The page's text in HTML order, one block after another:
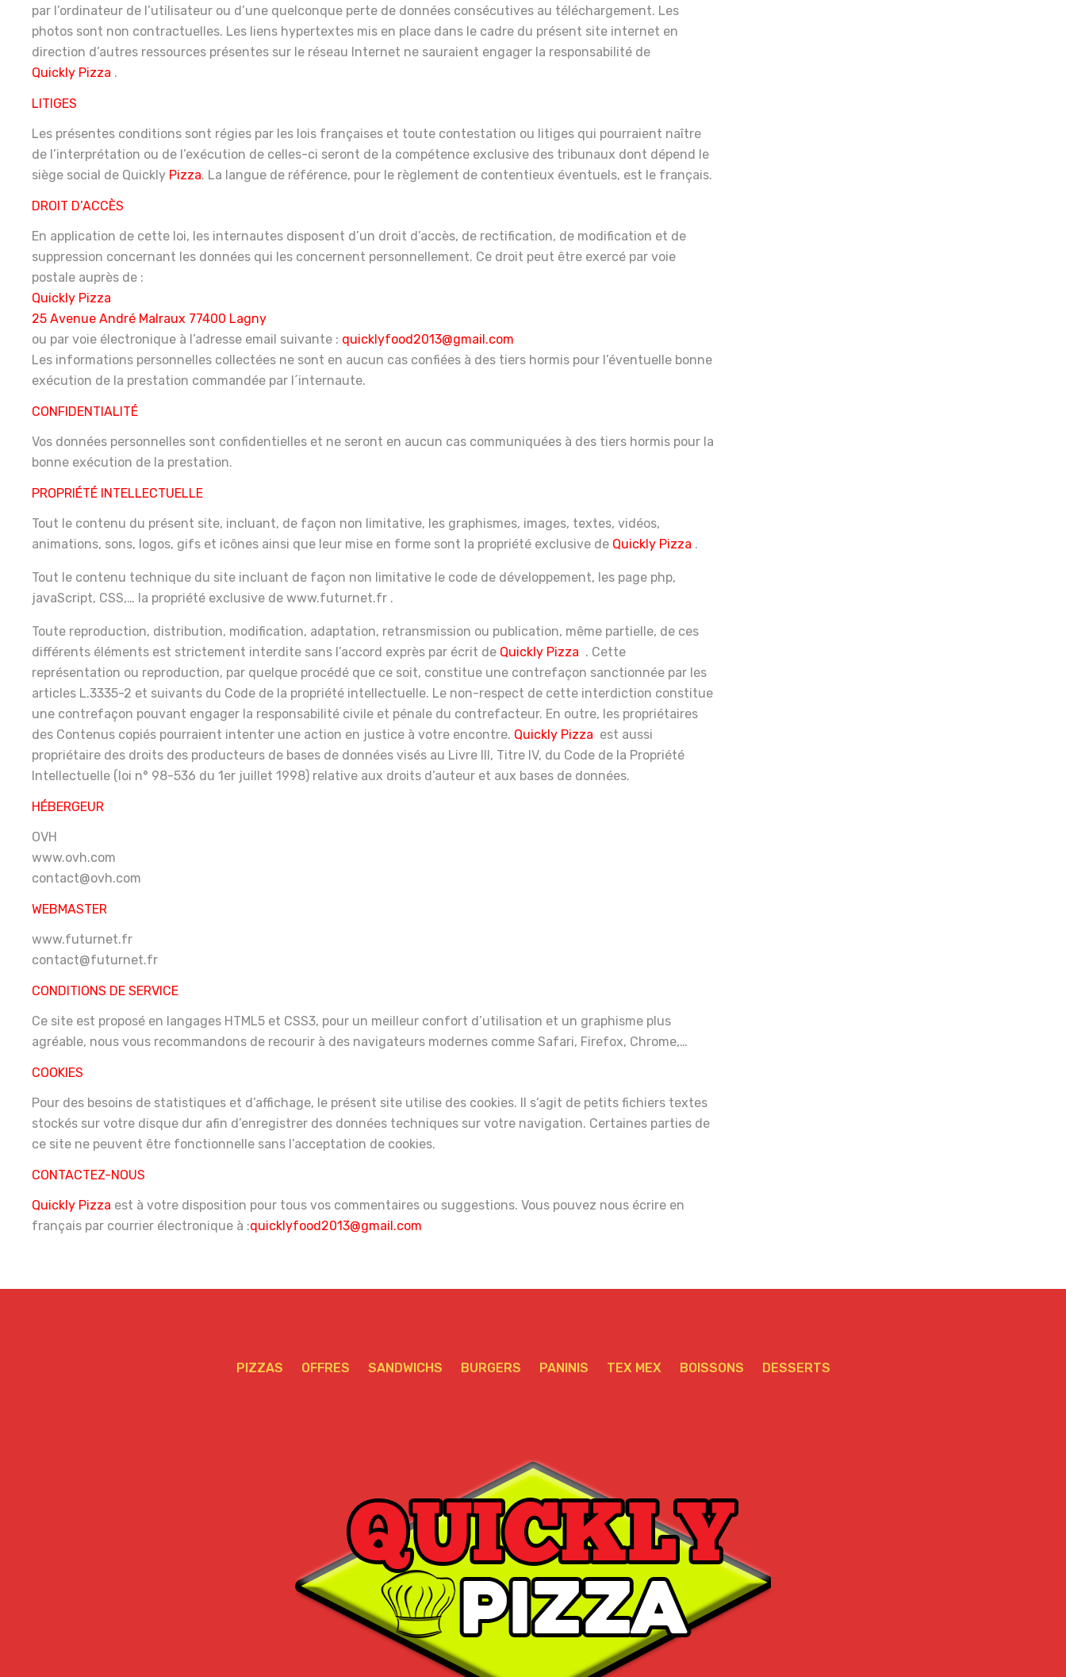
par l’ordinateur de l’utilisateur ou d’une quelconque perte de données consécutives au téléchargement. Les
photos sont non contractuelles. Les liens hypertextes mis en place dans le cadre du présent site internet en
direction d’autres ressources présentes sur le réseau Internet ne sauraient engager la responsabilité de
Quickly Pizza .
LITIGES
Les présentes conditions sont régies par les lois françaises et toute contestation ou litiges qui pourraient naître
de l’interprétation ou de l’exécution de celles-ci seront de la compétence exclusive des tribunaux dont dépend le
siège social de Quickly Pizza. La langue de référence, pour le règlement de contentieux éventuels, est le français.
DROIT D’ACCÈS
En application de cette loi, les internautes disposent d’un droit d’accès, de rectification, de modification et de
suppression concernant les données qui les concernent personnellement. Ce droit peut être exercé par voie
postale auprès de :
Quickly Pizza
25 Avenue André Malraux 77400 Lagny
ou par voie électronique à l’adresse email suivante : quicklyfood2013@gmail.com
Les informations personnelles collectées ne sont en aucun cas confiées à des tiers hormis pour l’éventuelle bonne
exécution de la prestation commandée par l´internaute.
CONFIDENTIALITÉ
Vos données personnelles sont confidentielles et ne seront en aucun cas communiquées à des tiers hormis pour la
bonne exécution de la prestation.
PROPRIÉTÉ INTELLECTUELLE
Tout le contenu du présent site, incluant, de façon non limitative, les graphismes, images, textes, vidéos,
animations, sons, logos, gifs et icônes ainsi que leur mise en forme sont la propriété exclusive de Quickly Pizza .
Tout le contenu technique du site incluant de façon non limitative le code de développement, les page php,
javaScript, CSS,… la propriété exclusive de www.futurnet.fr .
Toute reproduction, distribution, modification, adaptation, retransmission ou publication, même partielle, de ces
différents éléments est strictement interdite sans l’accord exprès par écrit de Quickly Pizza . Cette
représentation ou reproduction, par quelque procédé que ce soit, constitue une contrefaçon sanctionnée par les
articles L.3335-2 et suivants du Code de la propriété intellectuelle. Le non-respect de cette interdiction constitue
une contrefaçon pouvant engager la responsabilité civile et pénale du contrefacteur. En outre, les propriétaires
des Contenus copiés pourraient intenter une action en justice à votre encontre. Quickly Pizza est aussi
propriétaire des droits des producteurs de bases de données visés au Livre III, Titre IV, du Code de la Propriété
Intellectuelle (loi n° 98-536 du 1er juillet 1998) relative aux droits d’auteur et aux bases de données.
HÉBERGEUR
OVH
www.ovh.com
contact@ovh.com
WEBMASTER
www.futurnet.fr
contact@futurnet.fr
CONDITIONS DE SERVICE
Ce site est proposé en langages HTML5 et CSS3, pour un meilleur confort d’utilisation et un graphisme plus
agréable, nous vous recommandons de recourir à des navigateurs modernes comme Safari, Firefox, Chrome,…
COOKIES
Pour des besoins de statistiques et d’affichage, le présent site utilise des cookies. Il s’agit de petits fichiers textes
stockés sur votre disque dur afin d’enregistrer des données techniques sur votre navigation. Certaines parties de
ce site ne peuvent être fonctionnelle sans l’acceptation de cookies.
CONTACTEZ-NOUS
Quickly Pizza est à votre disposition pour tous vos commentaires ou suggestions. Vous pouvez nous écrire en
français par courrier électronique à :quicklyfood2013@gmail.com
PIZZAS OFFRES SANDWICHS BURGERS PANINIS TEX MEX BOISSONS DESSERTS